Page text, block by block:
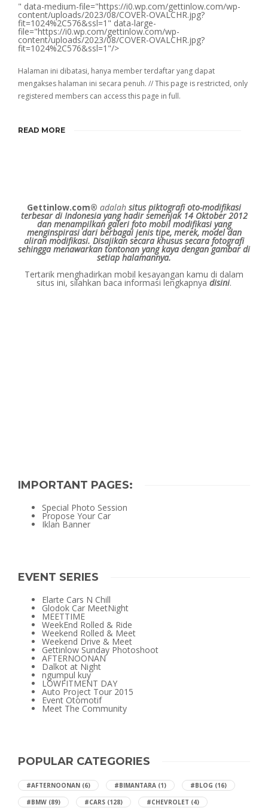
" data-medium-file="https://i0.wp.com/gettinlow.com/wp-
content/uploads/2023/08/COVER-OVALCHR.jpg?
fit=1024%2C576&ssl=1" data-large-
file="https://i0.wp.com/gettinlow.com/wp-
content/uploads/2023/08/COVER-OVALCHR.jpg?
fit=1024%2C576&ssl=1"/>
Halaman ini dibatasi, hanya member terdaftar yang dapat
mengakses halaman ini secara penuh. // This page is restricted, only
registered members can access this page in full.
READ MORE
Gettinlow.com® adalah situs piktografi oto-modifikasi
terbesar di Indonesia yang hadir semenjak 14 Oktober 2012
dan menampilkan galeri foto mobil modifikasi yang
menginspirasi dari berbagai jenis tipe, merek, model dan
aliran modifikasi. Disajikan secara khusus secara fotografi
sehingga menawarkan tontonan yang kaya dengan gambar di
setiap halamannya.
Tertarik menghadirkan mobil kesayangan kamu di dalam
situs ini, silahkan baca informasi lengkapnya disini.
IMPORTANT PAGES:
Special Photo Session
Propose Your Car
Iklan Banner
EVENT SERIES
Elarte Cars N Chill
Glodok Car MeetNight
MEETTIME
WeekEnd Rolled & Ride
Weekend Rolled & Meet
Weekend Drive & Meet
Gettinlow Sunday Photoshoot
AFTERNOONAN
Dalkot at Night
ngumpul kuy
LOWFITMENT DAY
Auto Project Tour 2015
Event Otomotif
Meet The Community
POPULAR CATEGORIES
#AFTERNOONAN (6) #BIMANTARA (1) #BLOG (16)
#BMW (89) #CARS (128) #CHEVROLET (4)